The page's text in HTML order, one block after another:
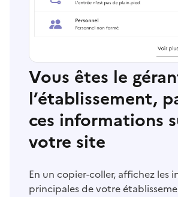
Vous êtes le
l’établissement,
ces informations
votre site
En un copier-coller, affichez les
principales de votre